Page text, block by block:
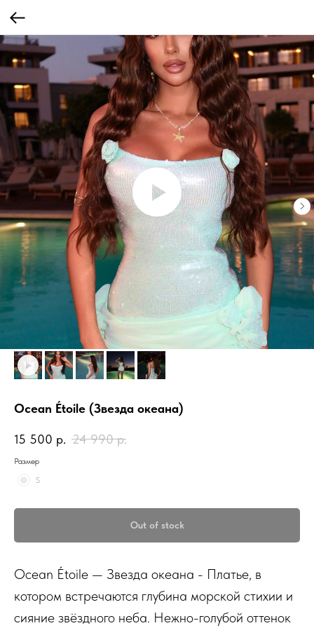
Ocean Étoile (Звезда океана)
15 500 р. 24 990 р.
Размер
S
Out of stock
Ocean Étoile — Звезда океана - Платье, в
котором встречаются глубина морской стихии и
сияние звёздного неба. Нежно-голубой оттенок